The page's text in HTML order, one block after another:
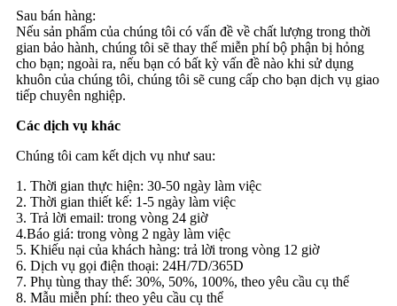
Sau bán hàng:
Nếu sản phẩm của chúng tôi có vấn đề về chất lượng trong thời
gian bảo hành, chúng tôi sẽ thay thế miễn phí bộ phận bị hỏng
cho bạn; ngoài ra, nếu bạn có bất kỳ vấn đề nào khi sử dụng
khuôn của chúng tôi, chúng tôi sẽ cung cấp cho bạn dịch vụ giao
tiếp chuyên nghiệp.
Các dịch vụ khác
Chúng tôi cam kết dịch vụ như sau:
1. Thời gian thực hiện: 30-50 ngày làm việc
2. Thời gian thiết kế: 1-5 ngày làm việc
3. Trả lời email: trong vòng 24 giờ
4.Báo giá: trong vòng 2 ngày làm việc
5. Khiếu nại của khách hàng: trả lời trong vòng 12 giờ
6. Dịch vụ gọi điện thoại: 24H/7D/365D
7. Phụ tùng thay thế: 30%, 50%, 100%, theo yêu cầu cụ thể
8. Mẫu miễn phí: theo yêu cầu cụ thể